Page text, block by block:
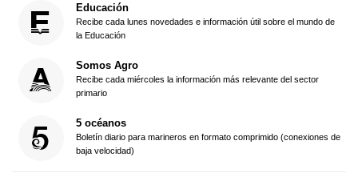
Educación
Recibe cada lunes novedades e información útil sobre el mundo de
la Educación
Somos Agro
Recibe cada miércoles la información más relevante del sector
primario
5 océanos
Boletín diario para marineros en formato comprimido (conexiones de
baja velocidad)